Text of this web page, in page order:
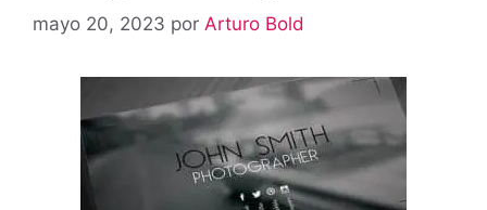
mayo 20, 2023 por Arturo Bold